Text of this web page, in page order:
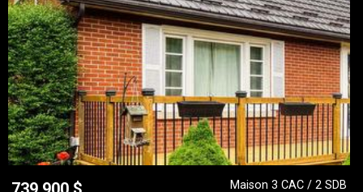
Maison 3 CAC / 2 SDB